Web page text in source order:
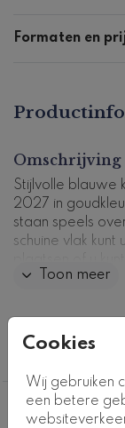
Cookies
Wij gebruiken
een betere
Formaten en
Omschrijving
Stijlvolle blauwe
2027 in
staan speels
schuine vlak
staan.
echt beoordelen.
Kaartcode: ZK-
Toon meer
Collectie
Deze